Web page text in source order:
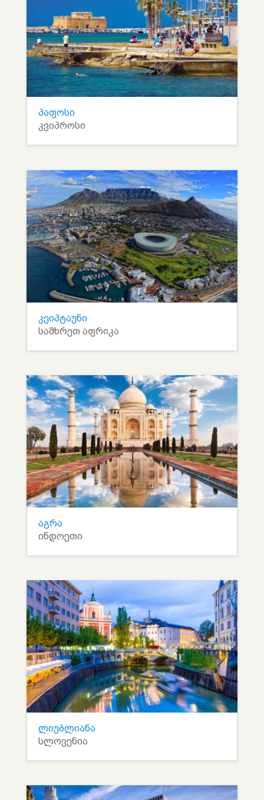
პაფოსი
კვიპროსი
კეიპტაუნი
სამხრეთ აფრიკა
აგრა
ინდოეთი
ლიუბლიანა
სლოვენია